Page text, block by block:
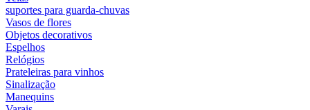
suportes para guarda-chuvas
Vasos de flores
Objetos decorativos
Espelhos
Relógios
Prateleiras para vinhos
Sinalização
Manequins